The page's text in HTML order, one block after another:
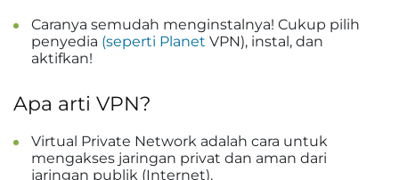
Caranya semudah menginstalnya! Cukup pilih
penyedia (seperti Planet VPN), instal, dan
aktifkan!
Apa arti VPN?
Virtual Private Network adalah cara untuk
mengakses jaringan privat dan aman dari
jaringan publik (Internet).